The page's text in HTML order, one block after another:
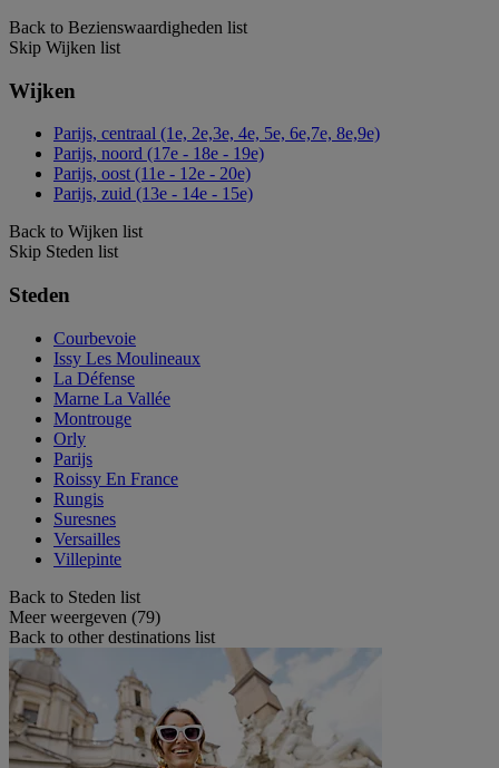
Back to Bezienswaardigheden list
Skip Wijken list
Wijken
Parijs, centraal (1e, 2e,3e, 4e, 5e, 6e,7e, 8e,9e)
Parijs, noord (17e - 18e - 19e)
Parijs, oost (11e - 12e - 20e)
Parijs, zuid (13e - 14e - 15e)
Back to Wijken list
Skip Steden list
Steden
Courbevoie
Issy Les Moulineaux
La Défense
Marne La Vallée
Montrouge
Orly
Parijs
Roissy En France
Rungis
Suresnes
Versailles
Villepinte
Back to Steden list
Meer weergeven (79)
Back to other destinations list